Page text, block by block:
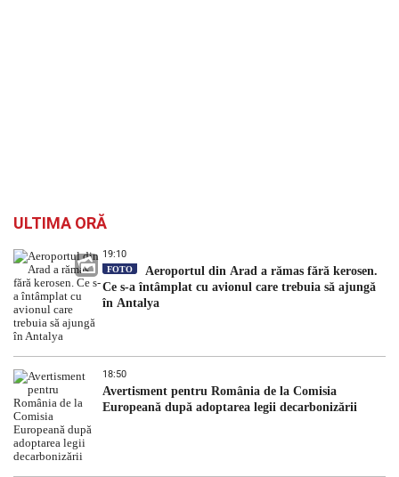
ULTIMA ORĂ
19:10
FOTO
Aeroportul din Arad a rămas fără kerosen.
Ce s-a întâmplat cu avionul care trebuia să ajungă
în Antalya
18:50
Avertisment pentru România de la Comisia
Europeană după adoptarea legii decarbonizării